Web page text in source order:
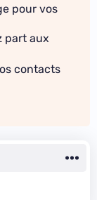
pour vos
part aux
contacts